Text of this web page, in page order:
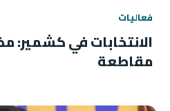
فعاليات
الانتخابات في كشمير:
مقاطعة